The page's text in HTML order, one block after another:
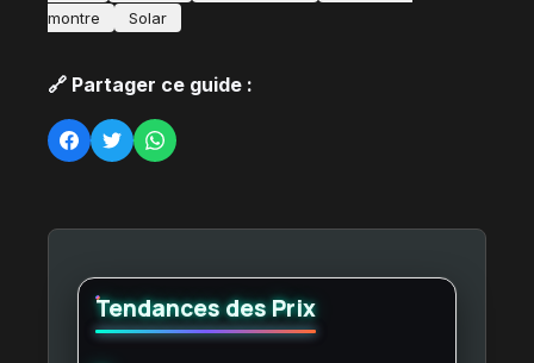
montre
Solar
🔗 Partager ce guide :
Tendances des Prix